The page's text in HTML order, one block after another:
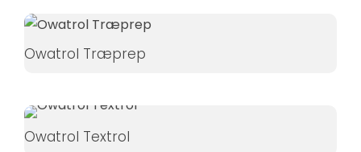
Owatrol Træprep
Owatrol Textrol
nægter disse
cookies,
funktioner fra
hjemmesiden.